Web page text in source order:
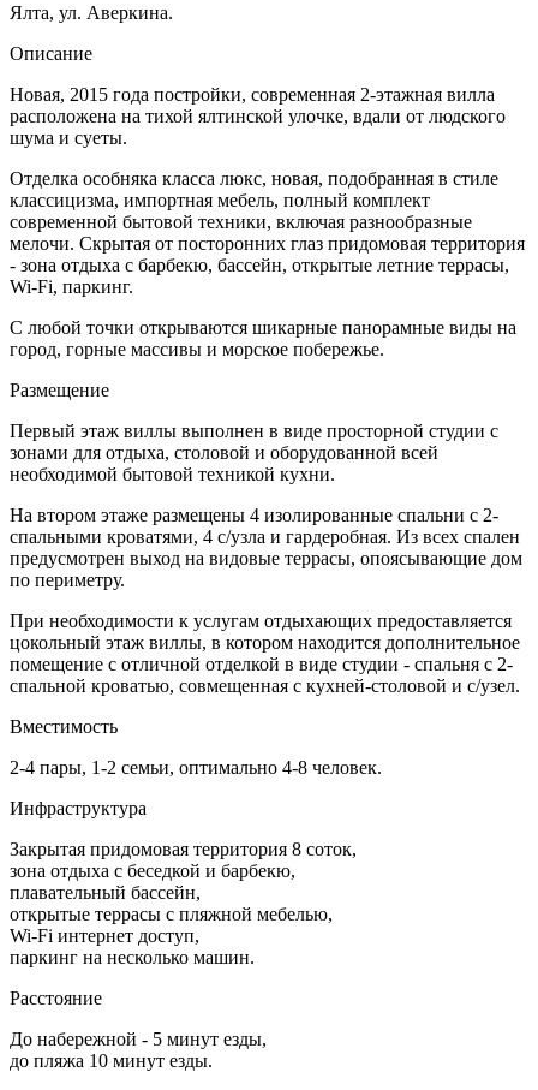
Ялта, ул. Аверкина.
Описание
Новая, 2015 года постройки, современная 2-этажная вилла
расположена на тихой ялтинской улочке, вдали от людского
шума и суеты.
Отделка особняка класса люкс, новая, подобранная в стиле
классицизма, импортная мебель, полный комплект
современной бытовой техники, включая разнообразные
мелочи. Скрытая от посторонних глаз придомовая территория
- зона отдыха с барбекю, бассейн, открытые летние террасы,
Wi-Fi, паркинг.
С любой точки открываются шикарные панорамные виды на
город, горные массивы и морское побережье.
Размещение
Первый этаж виллы выполнен в виде просторной студии с
зонами для отдыха, столовой и оборудованной всей
необходимой бытовой техникой кухни.
На втором этаже размещены 4 изолированные спальни с 2-
спальными кроватями, 4 с/узла и гардеробная. Из всех спален
предусмотрен выход на видовые террасы, опоясывающие дом
по периметру.
При необходимости к услугам отдыхающих предоставляется
цокольный этаж виллы, в котором находится дополнительное
помещение с отличной отделкой в виде студии - спальня с 2-
спальной кроватью, совмещенная с кухней-столовой и с/узел.
Вместимость
2-4 пары, 1-2 семьи, оптимально 4-8 человек.
Инфраструктура
Закрытая придомовая территория 8 соток,
зона отдыха с беседкой и барбекю,
плавательный бассейн,
открытые террасы с пляжной мебелью,
Wi-Fi интернет доступ,
паркинг на несколько машин.
Расстояние
До набережной - 5 минут езды,
до пляжа 10 минут езды.